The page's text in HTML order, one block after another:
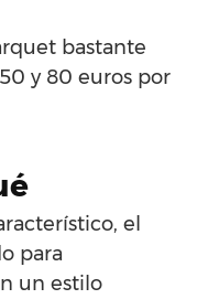
bastante
y 80 euros por
el
para
un estilo